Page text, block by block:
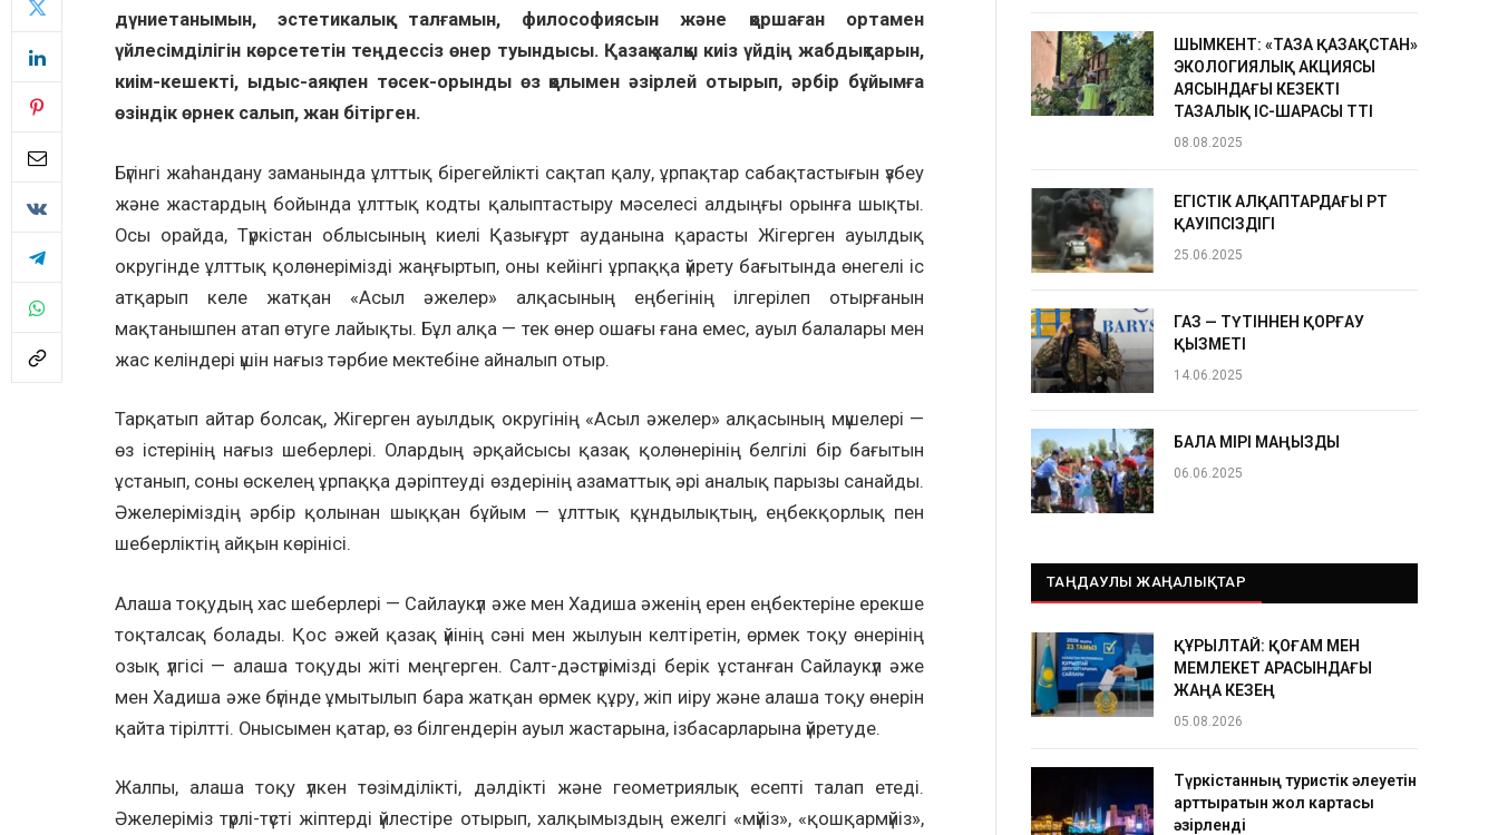
дүниетанымын, эстетикалық талғамын, философиясын және қоршаған ортамен
үйлесімділігін көрсететін теңдессіз өнер туындысы. Қазақ халқы киіз үйдің жабдықтарын,
киім-кешекті, ыдыс-аяқ пен төсек-орынды өз қолымен әзірлей отырып, әрбір бұйымға
өзіндік өрнек салып, жан бітірген.
Бүгінгі жаһандану заманында ұлттық бірегейлікті сақтап қалу, ұрпақтар сабақтастығын үзбеу
және жастардың бойында ұлттық кодты қалыптастыру мәселесі алдыңғы орынға шықты.
Осы орайда, Түркістан облысының киелі Қазығұрт ауданына қарасты Жігерген ауылдық
округінде ұлттық қолөнерімізді жаңғыртып, оны кейінгі ұрпаққа үйрету бағытында өнегелі іс
атқарып келе жатқан «Асыл әжелер» алқасының еңбегінің ілгерілеп отырғанын
мақтанышпен атап өтуге лайықты. Бұл алқа — тек өнер ошағы ғана емес, ауыл балалары мен
жас келіндері үшін нағыз тәрбие мектебіне айналып отыр.
Тарқатып айтар болсақ, Жігерген ауылдық округінің «Асыл әжелер» алқасының мүшелері —
өз істерінің нағыз шеберлері. Олардың әрқайсысы қазақ қолөнерінің белгілі бір бағытын
ұстанып, соны өскелең ұрпаққа дәріптеуді өздерінің азаматтық әрі аналық парызы санайды.
Әжелеріміздің әрбір қолынан шыққан бұйым — ұлттық құндылықтың, еңбекқорлық пен
шеберліктің айқын көрінісі.
Алаша тоқудың хас шеберлері — Сайлаукүл әже мен Хадиша әженің ерен еңбектеріне ерекше
тоқталсақ болады. Қос әжей қазақ үйінің сәні мен жылуын келтіретін, өрмек тоқу өнерінің
озық үлгісі — алаша тоқуды жіті меңгерген. Салт-дәстүрімізді берік ұстанған Сайлаукүл әже
мен Хадиша әже бүгінде ұмытылып бара жатқан өрмек құру, жіп иіру және алаша тоқу өнерін
қайта тірілтті. Онысымен қатар, өз білгендерін ауыл жастарына, ізбасарларына үйретуде.
Жалпы, алаша тоқу үлкен төзімділікті, дәлдікті және геометриялық есепті талап етеді.
Әжелеріміз түрлі-түсті жіптерді үйлестіре отырып, халқымыздың ежелгі «мүйіз», «қошқармүйіз»,
ШЫМКЕНТ: «ТАЗА ҚАЗАҚСТАН»
ЭКОЛОГИЯЛЫҚ АКЦИЯСЫ
АЯСЫНДАҒЫ КЕЗЕКТІ
ТАЗАЛЫҚ ІС-ШАРАСЫ ӨТТІ
08.08.2025
ЕГІСТІК АЛҚАПТАРДАҒЫ ӨРТ
ҚАУІПСІЗДІГІ
25.06.2025
ГАЗ — ТҮТІННЕН ҚОРҒАУ
ҚЫЗМЕТІ
14.06.2025
БАЛА ӨМІРІ МАҢЫЗДЫ
06.06.2025
ТАҢДАУЛЫ ЖАҢАЛЫҚТАР
ҚҰРЫЛТАЙ: ҚОҒАМ МЕН
МЕМЛЕКЕТ АРАСЫНДАҒЫ
ЖАҢА КЕЗЕҢ
05.08.2026
Түркістанның туристік әлеуетін
арттыратын жол картасы
әзірленді